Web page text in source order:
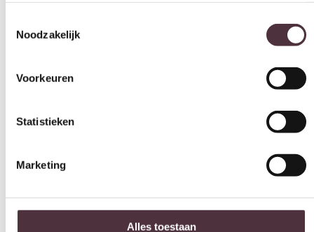
Noodzakelijk
Voorkeuren
Statistieken
Marketing
Alles toestaan